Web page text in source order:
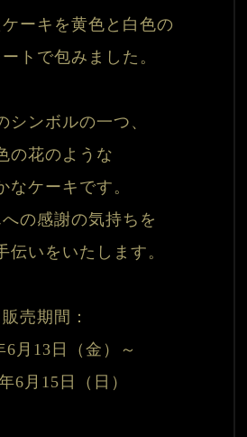
ーキを黄色と白色の
トで包みました。
シンボルの一つ、
の花のような
なケーキです。
の感謝の気持ちを
販売期間：
6月13日（金）～